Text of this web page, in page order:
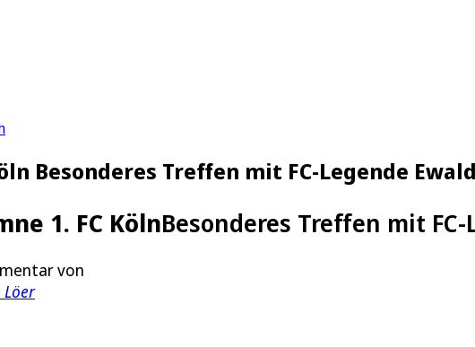
Besonderes Treffen mit FC-Legende
1. FC KölnBesonderes Treffen mit
von
Löer